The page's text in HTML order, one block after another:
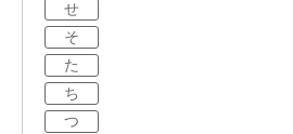
せ
そ
た
ち
つ